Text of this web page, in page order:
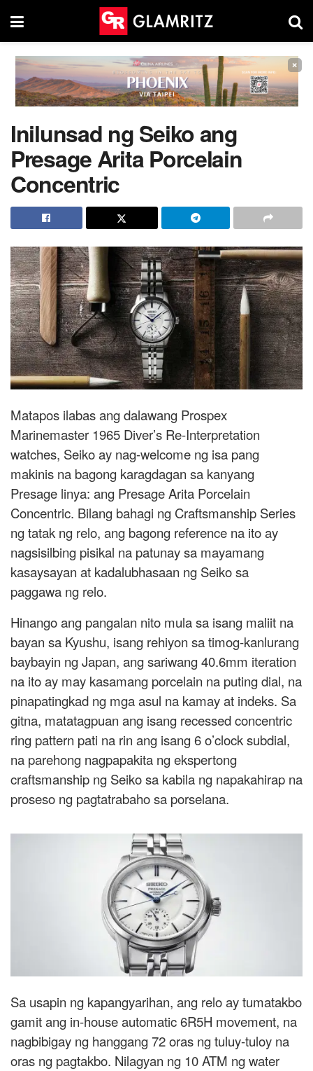
×
Inilunsad ng Seiko ang
Presage Arita Porcelain
Concentric
Matapos ilabas ang dalawang Prospex
Marinemaster 1965 Diver’s Re-Interpretation
watches, Seiko ay nag-welcome ng isa pang
makinis na bagong karagdagan sa kanyang
Presage linya: ang Presage Arita Porcelain
Concentric. Bilang bahagi ng Craftsmanship Series
ng tatak ng relo, ang bagong reference na ito ay
nagsisilbing pisikal na patunay sa mayamang
kasaysayan at kadalubhasaan ng Seiko sa
paggawa ng relo.
Hinango ang pangalan nito mula sa isang maliit na
bayan sa Kyushu, isang rehiyon sa timog-kanlurang
baybayin ng Japan, ang sariwang 40.6mm iteration
na ito ay may kasamang porcelain na puting dial, na
pinapatingkad ng mga asul na kamay at indeks. Sa
gitna, matatagpuan ang isang recessed concentric
ring pattern pati na rin ang isang 6 o’clock subdial,
na parehong nagpapakita ng ekspertong
craftsmanship ng Seiko sa kabila ng napakahirap na
proseso ng pagtatrabaho sa porselana.
Sa usapin ng kapangyarihan, ang relo ay tumatakbo
gamit ang in-house automatic 6R5H movement, na
nagbibigay ng hanggang 72 oras ng tuluy-tuloy na
oras ng pagtakbo. Nilagyan ng 10 ATM ng water